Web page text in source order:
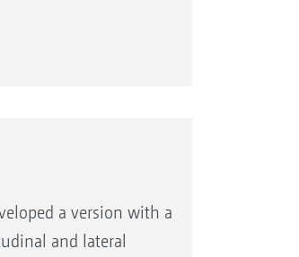
a version with a
and lateral